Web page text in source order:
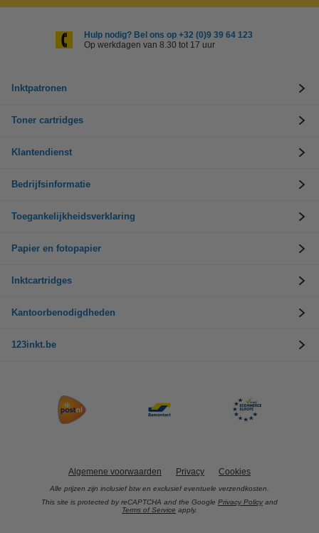
Hulp nodig? Bel ons op +32 (0)9 39 64 123
Op werkdagen van 8.30 tot 17 uur
Inktpatronen
Toner cartridges
Klantendienst
Bedrijfsinformatie
Toegankelijkheidsverklaring
Papier en fotopapier
Inktcartridges
Kantoorbenodigdheden
123inkt.be
Algemene voorwaarden Privacy Cookies
Alle prijzen zijn inclusief btw en exclusief eventuele verzendkosten.
This site is protected by reCAPTCHA and the Google Privacy Policy and
Terms of Service apply.